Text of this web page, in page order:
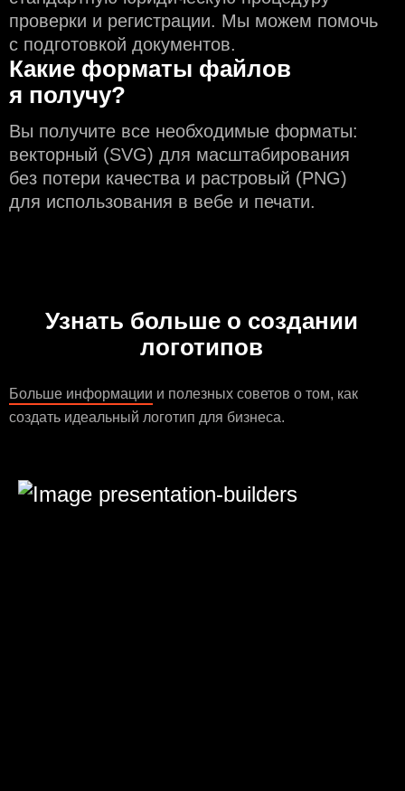
проверки и регистрации. Мы можем помочь
с подготовкой документов.
Какие форматы файлов
я получу?
Вы получите все необходимые форматы:
векторный (SVG) для масштабирования
без потери качества и растровый (PNG)
для использования в вебе и печати.
Узнать больше о создании
логотипов
Больше информации и полезных советов о том, как
создать идеальный логотип для бизнеса.